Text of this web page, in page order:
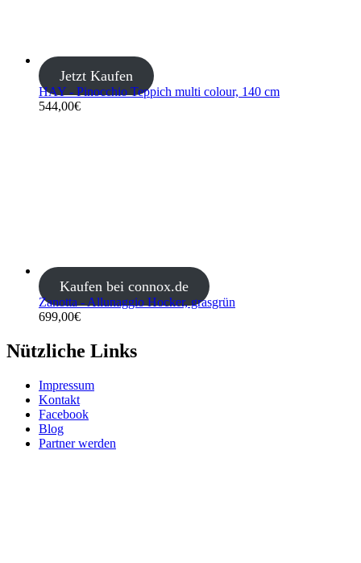
Jetzt Kaufen
HAY - Pinocchio Teppich multi colour, 140 cm
544,00€
Kaufen bei connox.de
Zanotta - Allunaggio Hocker, grasgrün
699,00€
Nützliche Links
Impressum
Kontakt
Facebook
Blog
Partner werden